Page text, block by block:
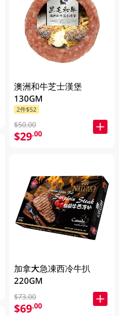
澳洲和牛芝士漢堡
130GM
2件$52
$50.00
$29.00
加拿大急凍西冷牛扒
220GM
$73.00
$69.00